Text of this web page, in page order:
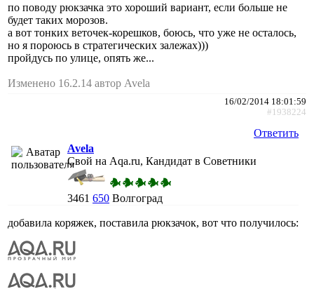
по поводу рюкзачка это хороший вариант, если больше не
будет таких морозов.
а вот тонких веточек-корешков, боюсь, что уже не осталось,
но я пороюсь в стратегических залежах)))
пройдусь по улице, опять же...
Изменено 16.2.14 автор Avela
16/02/2014 18:01:59
#1938224
Ответить
Avela
Свой на Aqa.ru, Кандидат в Советники
3461 650 Волгоград
добавила коряжек, поставила рюкзачок, вот что получилось: